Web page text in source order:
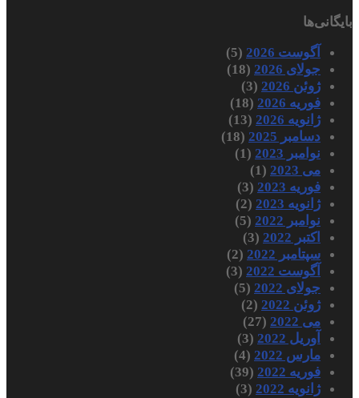
بایگانی‌ها
آگوست 2026
(5)
جولای 2026
(18)
ژوئن 2026
(3)
فوریه 2026
(18)
ژانویه 2026
(13)
دسامبر 2025
(18)
نوامبر 2023
(1)
می 2023
(1)
فوریه 2023
(3)
ژانویه 2023
(2)
نوامبر 2022
(5)
اکتبر 2022
(3)
سپتامبر 2022
(2)
آگوست 2022
(3)
جولای 2022
(5)
ژوئن 2022
(2)
می 2022
(27)
آوریل 2022
(3)
مارس 2022
(4)
فوریه 2022
(39)
ژانویه 2022
(3)